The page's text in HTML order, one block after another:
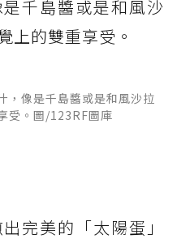
千島醬或是和風沙
上的雙重享受。
，像是千島醬或是和風沙拉
受。圖/123RF圖庫
完美的「太陽蛋」